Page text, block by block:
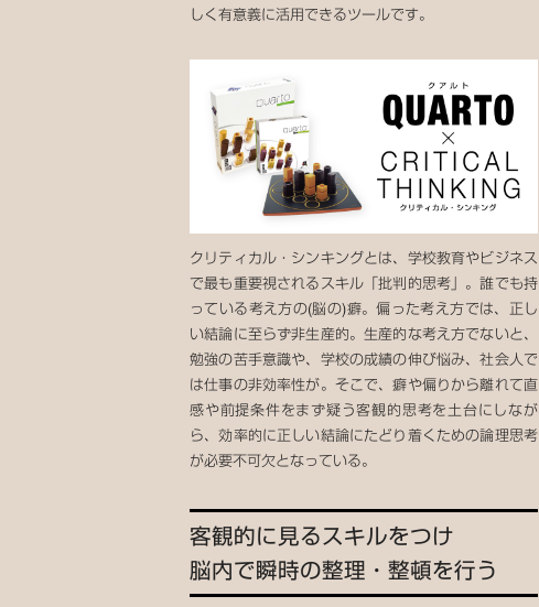
しく有意義に活用できるツールです。
クリティカル・シンキングとは、学校教育やビジネス
で最も重要視されるスキル「批判的思考」。誰でも持
っている考え方の(脳の)癖。偏った考え方では、正し
い結論に至らず非生産的。生産的な考え方でないと、
勉強の苦手意識や、学校の成績の伸び悩み、社会人で
は仕事の非効率性が。そこで、癖や偏りから離れて直
感や前提条件をまず疑う客観的思考を土台にしなが
ら、効率的に正しい結論にたどり着くための論理思考
が必要不可欠となっている。
客観的に見るスキルをつけ
脳内で瞬時の整理・整頓を行う